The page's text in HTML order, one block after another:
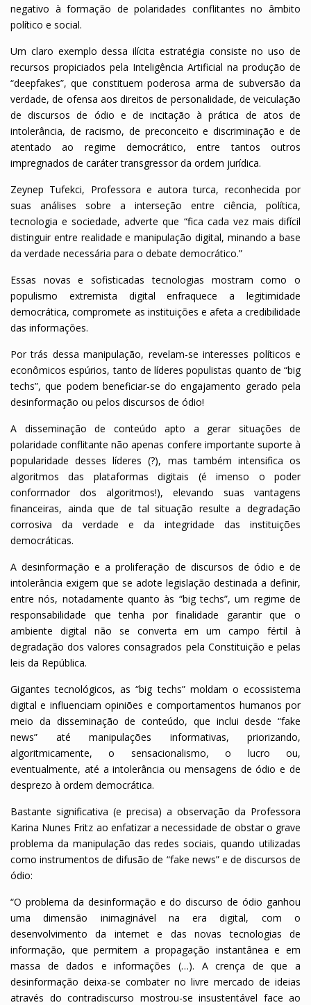
negativo à formação de polaridades conflitantes no âmbito
político e social.
Um claro exemplo dessa ilícita estratégia consiste no uso de
recursos propiciados pela Inteligência Artificial na produção de
“deepfakes”, que constituem poderosa arma de subversão da
verdade, de ofensa aos direitos de personalidade, de veiculação
de discursos de ódio e de incitação à prática de atos de
intolerância, de racismo, de preconceito e discriminação e de
atentado ao regime democrático, entre tantos outros
impregnados de caráter transgressor da ordem jurídica.
Zeynep Tufekci, Professora e autora turca, reconhecida por
suas análises sobre a interseção entre ciência, política,
tecnologia e sociedade, adverte que “fica cada vez mais difícil
distinguir entre realidade e manipulação digital, minando a base
da verdade necessária para o debate democrático.”
Essas novas e sofisticadas tecnologias mostram como o
populismo extremista digital enfraquece a legitimidade
democrática, compromete as instituições e afeta a credibilidade
das informações.
Por trás dessa manipulação, revelam-se interesses políticos e
econômicos espúrios, tanto de líderes populistas quanto de “big
techs”, que podem beneficiar-se do engajamento gerado pela
desinformação ou pelos discursos de ódio!
A disseminação de conteúdo apto a gerar situações de
polaridade conflitante não apenas confere importante suporte à
popularidade desses líderes (?), mas também intensifica os
algoritmos das plataformas digitais (é imenso o poder
conformador dos algoritmos!), elevando suas vantagens
financeiras, ainda que de tal situação resulte a degradação
corrosiva da verdade e da integridade das instituições
democráticas.
A desinformação e a proliferação de discursos de ódio e de
intolerância exigem que se adote legislação destinada a definir,
entre nós, notadamente quanto às “big techs”, um regime de
responsabilidade que tenha por finalidade garantir que o
ambiente digital não se converta em um campo fértil à
degradação dos valores consagrados pela Constituição e pelas
leis da República.
Gigantes tecnológicos, as “big techs” moldam o ecossistema
digital e influenciam opiniões e comportamentos humanos por
meio da disseminação de conteúdo, que inclui desde “fake
news” até manipulações informativas, priorizando,
algoritmicamente, o sensacionalismo, o lucro ou,
eventualmente, até a intolerância ou mensagens de ódio e de
desprezo à ordem democrática.
Bastante significativa (e precisa) a observação da Professora
Karina Nunes Fritz ao enfatizar a necessidade de obstar o grave
problema da manipulação das redes sociais, quando utilizadas
como instrumentos de difusão de “fake news” e de discursos de
ódio:
“O problema da desinformação e do discurso de ódio ganhou
uma dimensão inimaginável na era digital, com o
desenvolvimento da internet e das novas tecnologias de
informação, que permitem a propagação instantânea e em
massa de dados e informações (…). A crença de que a
desinformação deixa-se combater no livre mercado de ideias
através do contradiscurso mostrou-se insustentável face ao